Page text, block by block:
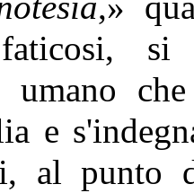
si
umano
e
al punto